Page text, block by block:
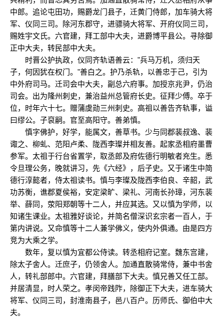
中郎。追论屯田功，赐爵龙门县子，迁黄门侍郎，加车骑大将
军、仪同三司。除河东郡守，进骠骑大将军、开府仪同三司，
赐姓宇文氏。六官建，拜工部中大夫，进爵博平县公。寻除御
正中大夫，转民部中大夫。
时晋公护执政，仪同齐轨语善云："兵马万机，须归天
子，何因犹在权门。"善白之。护乃杀轨，以善忠于己，引为
中外府司马。迁司会中大夫，副总六府事。加授京兆尹，仍治
司会。出为隆州刺史，兼治益州总管府长史。征拜少傅。卒于
位，时年六十七。赠蒲虞勋三州刺史。高祖以善告齐轨事，谥
曰缪公。子裒嗣。官至高阳守。善弟慎。
慎字佛护，好学，能属文，善草书。少与同郡裴叔逸、裴
诹之、柳虬、范阳卢柔、陇西李璨并相友善。起家丞相府墨曹
参军。太祖于行台省置学，取丞郎及府佐德行明敏者充生。悉
令旦理公务，晚就讲习，先《六经》，后子史。又于诸生中简
德行淳懿者，侍太祖读书。慎与李璨及陇西李伯良、辛韶，武
功苏衡，谯郡夏侯裕，安定梁旷、梁礼、河南长孙璋，河东裴
举、薛同，荥阳郑朝等十二人，并应其选。又以慎为学师，以
知诸生课业。太祖雅好谈论，并简名僧深识玄宗者一百人，于
第内讲说。又命慎等十二人兼学佛义，使内外俱通。由是四方
竞为大乘之学。
数年，复以慎为宜都公侍读。转丞相府记室。魏东宫建，
除太子舍人。迁庶子，仍领舍人。加通直散骑常侍，兼中书舍
人，转礼部郎中。六官建，拜膳部下大夫。慎兄善又任工部。
并居清显，时人荣之。孝闵帝践阼，除御正下大夫，进车骑大
将军、仪同三司，封淮南县子，邑八百户。历师氏、御伯中大
夫。